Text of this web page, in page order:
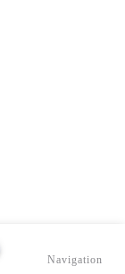
Navigation